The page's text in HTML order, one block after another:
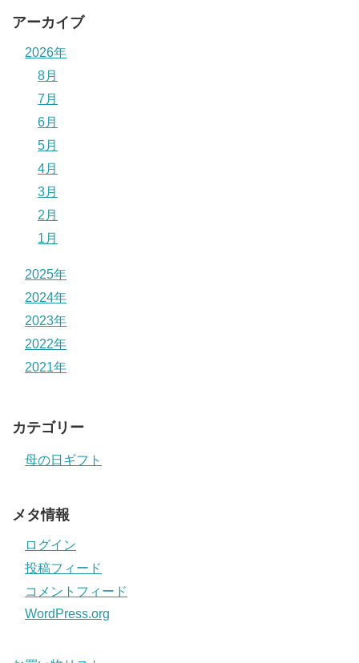
アーカイブ
2026年
8月
7月
6月
5月
4月
3月
2月
1月
2025年
2024年
2023年
2022年
2021年
カテゴリー
母の日ギフト
メタ情報
ログイン
投稿フィード
コメントフィード
WordPress.org